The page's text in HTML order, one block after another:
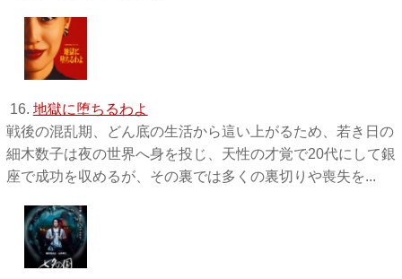
16. 地獄に堕ちるわよ
戦後の混乱期、どん底の生活から這い上がるため、若き日の
細木数子は夜の世界へ身を投じ、天性の才覚で20代にして銀
座で成功を収めるが、その裏では多くの裏切りや喪失を...